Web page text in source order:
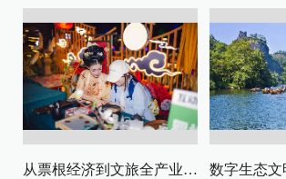
从票根经济到文旅全产业链升级